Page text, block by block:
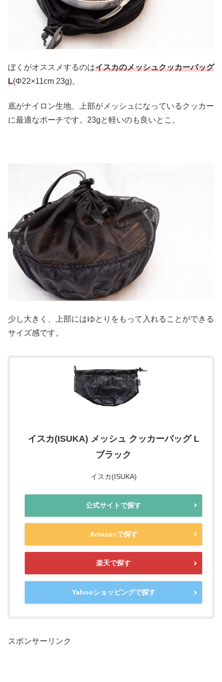
ぼくがオススメするのはイスカのメッシュクッカーバッグ
L(Φ22×11cm 23g)。
底がナイロン生地、上部がメッシュになっているクッカー
に最適なポーチです。23gと軽いのも良いとこ。
少し大きく、上部にはゆとりをもって入れることができる
サイズ感です。
イスカ(ISUKA) メッシュ クッカーバッグ L
ブラック
イスカ(ISUKA)
公式サイトで探す
Amazonで探す
楽天で探す
Yahooショッピングで探す
スポンサーリンク